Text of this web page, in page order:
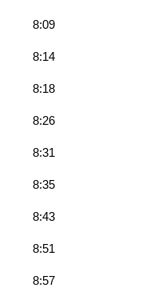
8:09
8:14
8:18
8:26
8:31
8:35
8:43
8:51
8:57